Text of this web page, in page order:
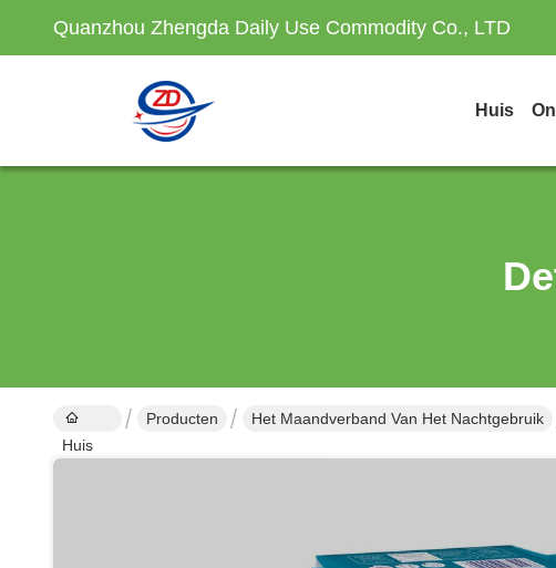
Quanzhou Zhengda Daily Use Commodity Co., LTD
Huis
Huis
Producten Het Maandverband Van Het Nachtgebruik